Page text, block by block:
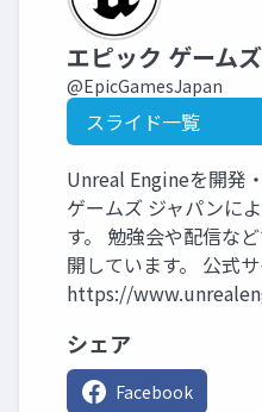
エピック ゲーム
@EpicGamesJapan
スライド一覧
Unreal Engineを開発
ゲームズ ジャパンに
す。 勉強会や配信な
開しています。 公式
https://
シェア
Facebook